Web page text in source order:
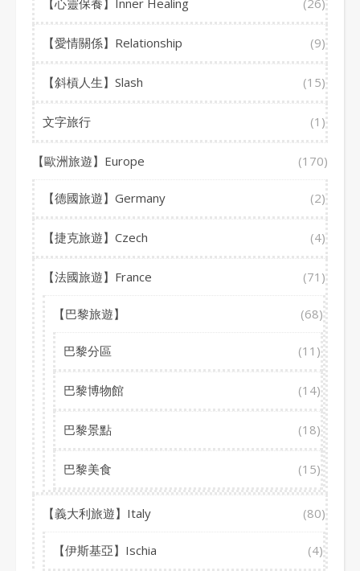
【愛情關係】Relationship (9)
【斜槓人生】Slash (15)
文字旅行 (1)
【歐洲旅遊】Europe (170)
【德國旅遊】Germany (2)
【捷克旅遊】Czech (4)
【法國旅遊】France (71)
【巴黎旅遊】 (68)
巴黎分區 (11)
巴黎博物館 (14)
巴黎景點 (18)
巴黎美食 (15)
【義大利旅遊】Italy (80)
【伊斯基亞】Ischia (4)